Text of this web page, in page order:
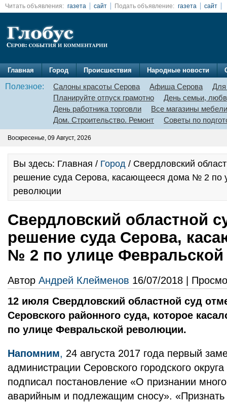
Читать объявления: газета сайт Подать объявление: газета сайт
Главная Город Происшествия Народные новости
Полезное: Салоны красоты Серова Афиша Серова
Для
Планируйте отпуск грамотно
День семьи,
День работника торговли
Все магазины мебели
Дом. Строительство. Ремонт
Советы по
Воскресенье, 09 Август, 2026
Вы здесь: Главная / Город / Свердловский
решение суда Серова, касающееся дома № 2 по
революции
Свердловский областной
решение суда Серова,
№ 2 по улице
Автор Андрей Клейменов 16/07/2018 |
12 июля Свердловский областной суд
Серовского районного суда, которое
по улице Февральской революции.
Напомним, 24 августа 2017 года первый
администрации Серовского городского
подписал постановление «О признании
аварийным и подлежащим сносу».